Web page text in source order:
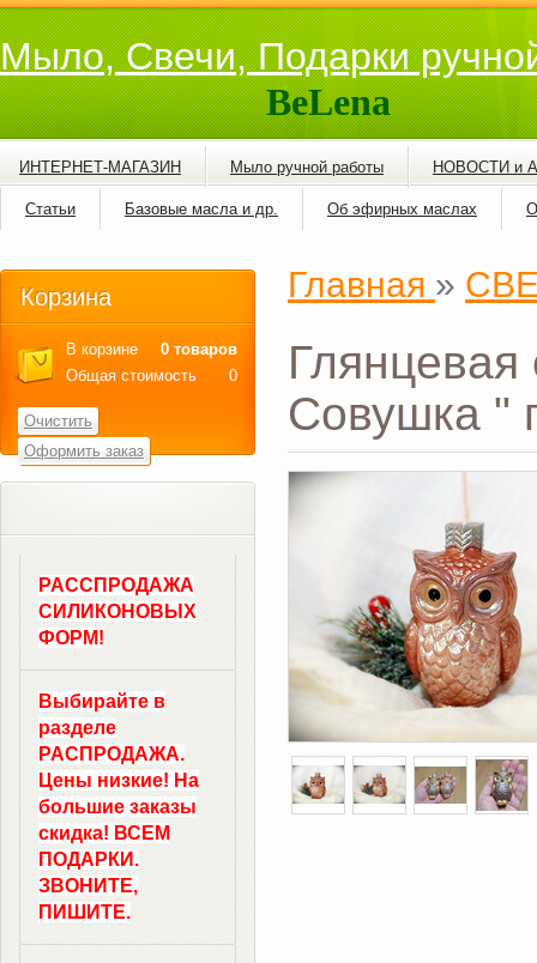
Мыло, Свечи, Подарки
BeLena
ИНТЕРНЕТ-МАГАЗИН Мыло ручной работы НОВОСТИ и
Статьи Базовые масла и др. Об эфирных маслах
Главная »
Совушка "
Корзина
В корзине
0 товаров
Общая стоимость
0
Очистить
Оформить заказ
РАССПРОДАЖА
СИЛИКОНОВЫХ
ФОРМ!
Выбирайте в
разделе
РАСПРОДАЖА.
Цены низкие! На
большие заказы
скидка! ВСЕМ
ПОДАРКИ.
ЗВОНИТЕ,
ПИШИТЕ.